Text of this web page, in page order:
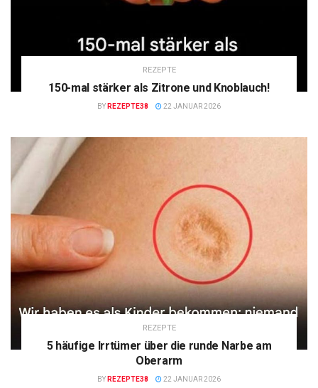
REZEPTE
150-mal stärker als Zitrone und Knoblauch!
BY REZEPTE38 22 JANUAR 2026
REZEPTE
5 häufige Irrtümer über die runde Narbe am
Oberarm
BY REZEPTE38 22 JANUAR 2026